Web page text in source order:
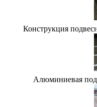
Конструкция
Алюминиевая